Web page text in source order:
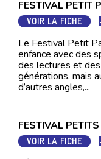
FESTIVAL PETIT
VOIR LA FICHE
Le Festival Petit
enfance avec des
des lectures et
générations, mais
d’autres angles,...
FESTIVAL
VOIR LA FICHE